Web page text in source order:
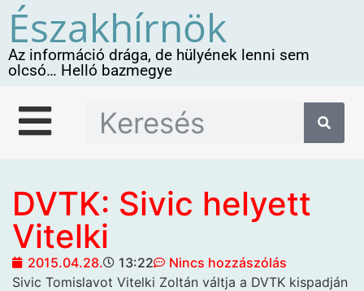
Északhírnök
Az információ drága, de hülyének lenni sem
olcsó… Helló bazmegye
DVTK: Sivic helyett
Vitelki
2015.04.28. 13:22
Nincs hozzászólás
Sivic Tomislavot Vitelki Zoltán váltja a DVTK kispadján